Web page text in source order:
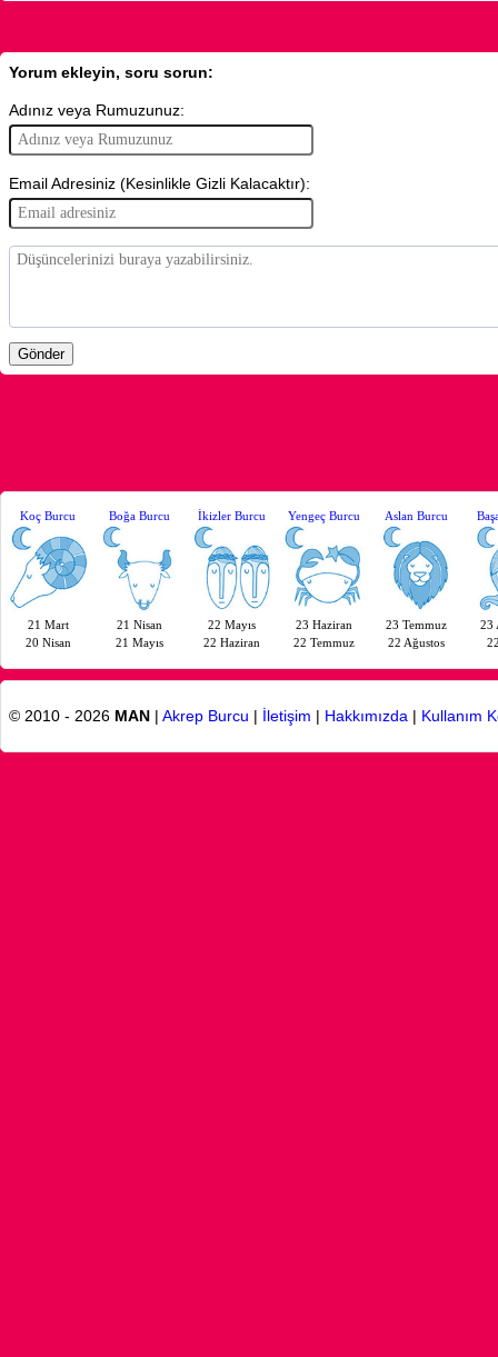
Yorum ekleyin, soru sorun:
Adınız veya Rumuzunuz:
Email Adresiniz (Kesinlikle Gizli Kalacaktır):
Koç Burcu
21 Mart
20 Nisan
Boğa Burcu
21 Nisan
21 Mayıs
İkizler Burcu
22 Mayıs
22 Haziran
Yengeç Burcu
23 Haziran
22 Temmuz
Aslan Burcu
23 Temmuz
22 Ağustos
23
© 2010 - 2026 MAN | Akrep Burcu | İletişim | Hakkımızda | Kullanım